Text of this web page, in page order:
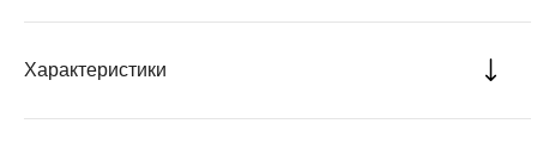
Характеристики